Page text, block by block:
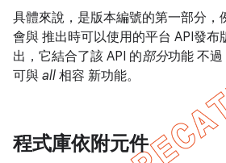
具體來說，是版本編號的第一部分，
會與 推出時可以使用的平台 API發布
出，它結合了該 API 的部分功能 不
可與 all 相容 新功能。
程式庫依附元件